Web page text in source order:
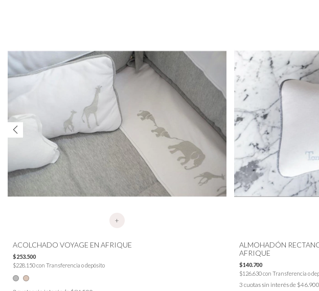
+
ACOLCHADO VOYAGE EN AFRIQUE
$253.500
$228.150con Transferencia o depósito
ALMOHADÓN
AFRIQUE
$140.700
$126.630con Transferencia o
3 cuotas sin interés de $46.900